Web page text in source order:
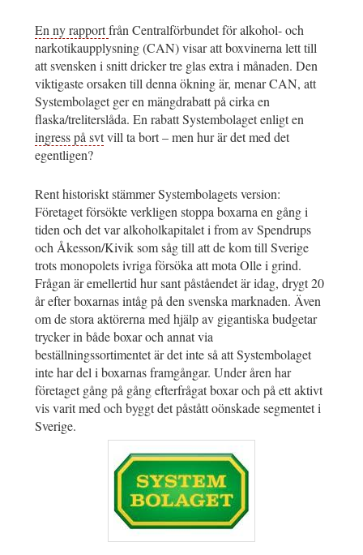
En ny rapportfrån Centralförbundet för alkohol- och
narkotikaupplysning (CAN) visar att boxvinerna lett till
att svensken i snitt dricker tre glas extra i månaden. Den
viktigaste orsaken till denna ökning är, menar CAN, att
Systembolaget ger en mängdrabatt på cirka en
flaska/treliterslåda. En rabatt Systembolaget enligt en
ingress på svtvill ta bort – men hur är det med det
egentligen?
Rent historiskt stämmer Systembolagets version:
Företaget försökte verkligen stoppa boxarna en gång i
tiden och det var alkoholkapitalet i from av Spendrups
och Åkesson/Kivik som såg till att de kom till Sverige
trots monopolets ivriga försöka att mota Olle i grind.
Frågan är emellertid hur sant påståendet är idag, drygt 20
år efter boxarnas intåg på den svenska marknaden. Även
om de stora aktörerna med hjälp av gigantiska budgetar
trycker in både boxar och annat via
beställningssortimentet är det inte så att Systembolaget
inte har del i boxarnas framgångar. Under åren har
företaget gång på gång efterfrågat boxar och på ett aktivt
vis varit med och byggt det påstått oönskade segmentet i
Sverige.